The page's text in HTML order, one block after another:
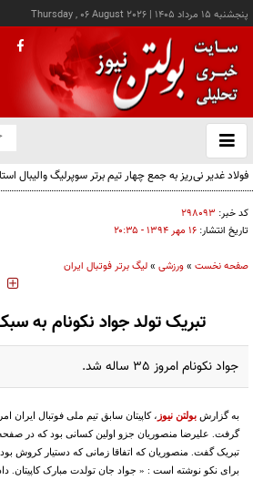
پنجشنبه ۱۵ مرداد ۱۴۰۵ |
Thursday , 06 August 2026
باز
و
فولاد غدیر نی‌ریز به جمع چهار تیم برتر سوپرلیگ والیبال
کد خبر: ۲۹۸۰۹۳
تاریخ انتشار: ۱۶ مهر ۱۳۹۴ - ۲۰:۳۵
صفحه نخست »ورزشی »لیگ برتر فوتبال ایران
تبریک تولد جواد نکونام به
جواد نکونام امروز 35 ساله شد.
به گزارش بولتن نیوز
گرفت. علیرضا منصوریان جزو اولین کسانی بود که در صفحه
تبریک گفت. منصوریان که اتفاقا زمانی که دستیار کروش
برای نکو نوشته است : « جواد جان تولدت مبارک کاپیتان.